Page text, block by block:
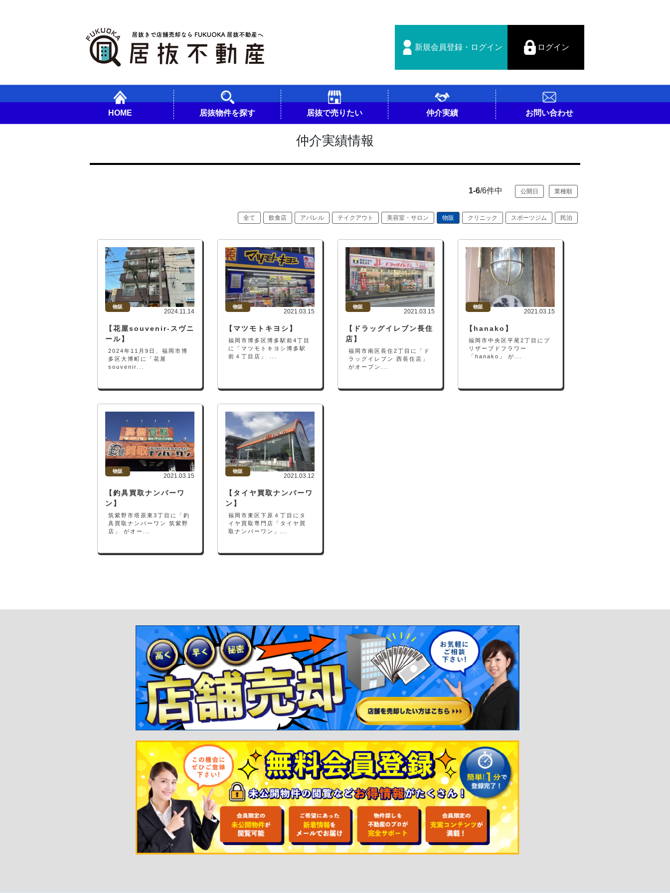
新規会員登録・ログイン ログイン
HOME 居抜物件を探す 居抜で売りたい 仲介実績 お問い合わせ
仲介実績情報
1-6/6件中 公開日 業種順
全て 飲食店 アパレル テイクアウト 美容室・サロン 物販 クリニック スポーツジム 民泊
物販
2024.11.14
【花屋souvenir-スヴニ
ール】
2024年11月9日、福岡市博
多区大博町に「花屋
souvenir...
物販
2021.03.15
【マツモトキヨシ】
福岡市博多区博多駅前4丁目
に「マツモトキヨシ博多駅
前４丁目店」 ...
物販
2021.03.15
【ドラッグイレブン長住
店】
福岡市南区長住2丁目に「ド
ラッグイレブン 西長住店」
がオープン...
物販
2021.03.15
【hanako】
福岡市中央区平尾2丁目にプ
リザーブドフラワー
「hanako」 が...
物販
2021.03.15
【釣具買取ナンバーワ
ン】
筑紫野市塔原東3丁目に「釣
具買取ナンバーワン 筑紫野
店」 がオー...
物販
2021.03.12
【タイヤ買取ナンバーワ
ン】
福岡市東区下原４丁目にタ
イヤ買取専門店「タイヤ買
取ナンバーワン」...